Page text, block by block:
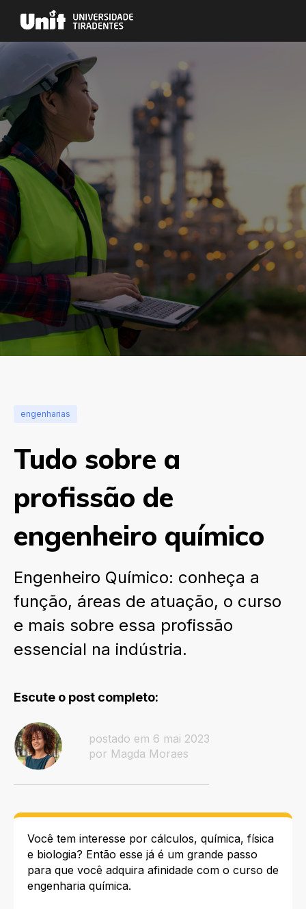
engenharias
Tudo sobre a
profissão de
engenheiro químico
Engenheiro Químico: conheça a
função, áreas de atuação, o curso
e mais sobre essa profissão
essencial na indústria.
Escute o post completo:
postado em 6 mai 2023
por Magda Moraes
Você tem interesse por cálculos, química, física
e biologia? Então esse já é um grande passo
para que você adquira afinidade com o curso de
engenharia química.